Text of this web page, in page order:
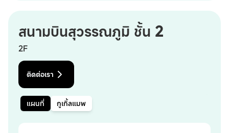
สนามบินสุวรรณภูมิ ชั้น 2
2F
ติดต่อเรา
แผนที่ กูเกิ้ลแมพ